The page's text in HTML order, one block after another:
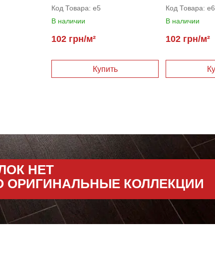
"ЕВРО"
Код Товара: e5
В наличии
102 грн/м²
"ЕВРО"
Код Товара: e6
В наличии
102 грн/м²
НЕТ
ОРИГИНАЛЬНЫЕ КОЛЛЕКЦИИ